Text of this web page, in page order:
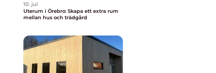
10. jul
Uterum i Örebro: Skapa ett extra rum
mellan hus och trädgård